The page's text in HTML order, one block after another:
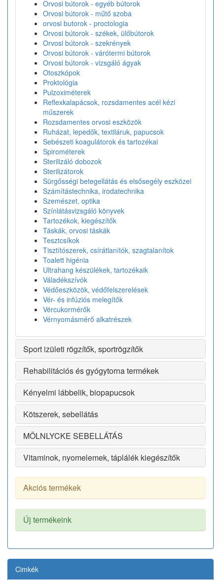
Orvosi bútorok - egyéb bútorok
Orvosi bútorok - műtő szoba
orvosi butorok - proctologia
Orvosi bútorok - székek, ülőbútorok
Orvosi bútorok - szekrények
Orvosi bútorok - várótermi bútorok
Orvosi bútorok - vizsgáló ágyak
Otoszkópok
Proktológia
Pulzoximéterek
Reflexkalapácsok, rozsdamentes acél kézi
műszerek
Rozsdamentes orvosi eszközök
Ruházat, lepedők, textiláruk, papucsok
Sebészeti koagulátorok és tartozékai
Spirométerek
Sterilizáló dobozok
Sterilizátorok
Sürgősségi betegellátás és elsősegély eszközei
Számítástechnika, irodatechnika
Szemészet, optika
Színlátásvizsgáló könyvek
Tartozékok, kiegészítők
Táskák, orvosi táskák
Tesztcsíkok
Tisztítószerek, csírátlanítók, szagtalanítok
Toalett higénia
Ultrahang készülékek, tartozékaik
Váladékszívók
Védőeszközök, védőfelszerelések
Vér- és infúziós melegítők
Vércukormérők
Vérnyomásmérő alkatrészek
Sport izületi rögzítők, sportrögzítők
Rehabilitációs és gyógytorna termékek
Kényelmi lábbelik, biopapucsok
Kötszerek, sebellátás
MÖLNLYCKE SEBELLÁTÁS
Vitaminok, nyomelemek, táplálék kiegészítők
Akciós termékek
Új termékeink
Cimkék